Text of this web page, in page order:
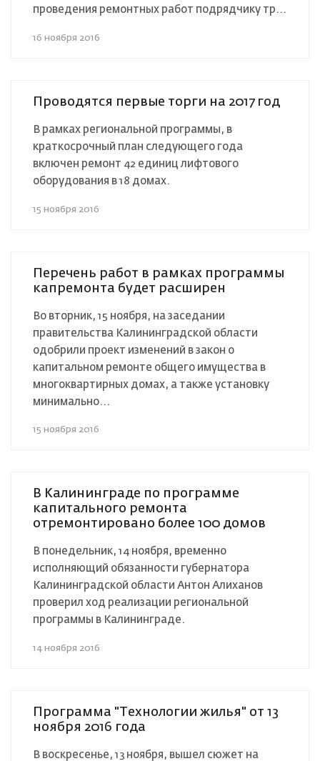
проведения ремонтных работ подрядчику тр...
16 ноября 2016
Проводятся первые торги на 2017 год
В рамках региональной программы, в
краткосрочный план следующего года
включен ремонт 42 единиц лифтового
оборудования в 18 домах.
15 ноября 2016
Перечень работ в рамках программы
капремонта будет расширен
Во вторник, 15 ноября, на заседании
правительства Калининградской области
одобрили проект изменений в закон о
капитальном ремонте общего имущества в
многоквартирных домах, а также установку
минимально...
15 ноября 2016
В Калининграде по программе
капитального ремонта
отремонтировано более 100 домов
В понедельник, 14 ноября, временно
исполняющий обязанности губернатора
Калининградской области Антон Алиханов
проверил ход реализации региональной
программы в Калининграде.
14 ноября 2016
Программа "Технологии жилья" от 13
ноября 2016 года
В воскресенье, 13 ноября, вышел сюжет на